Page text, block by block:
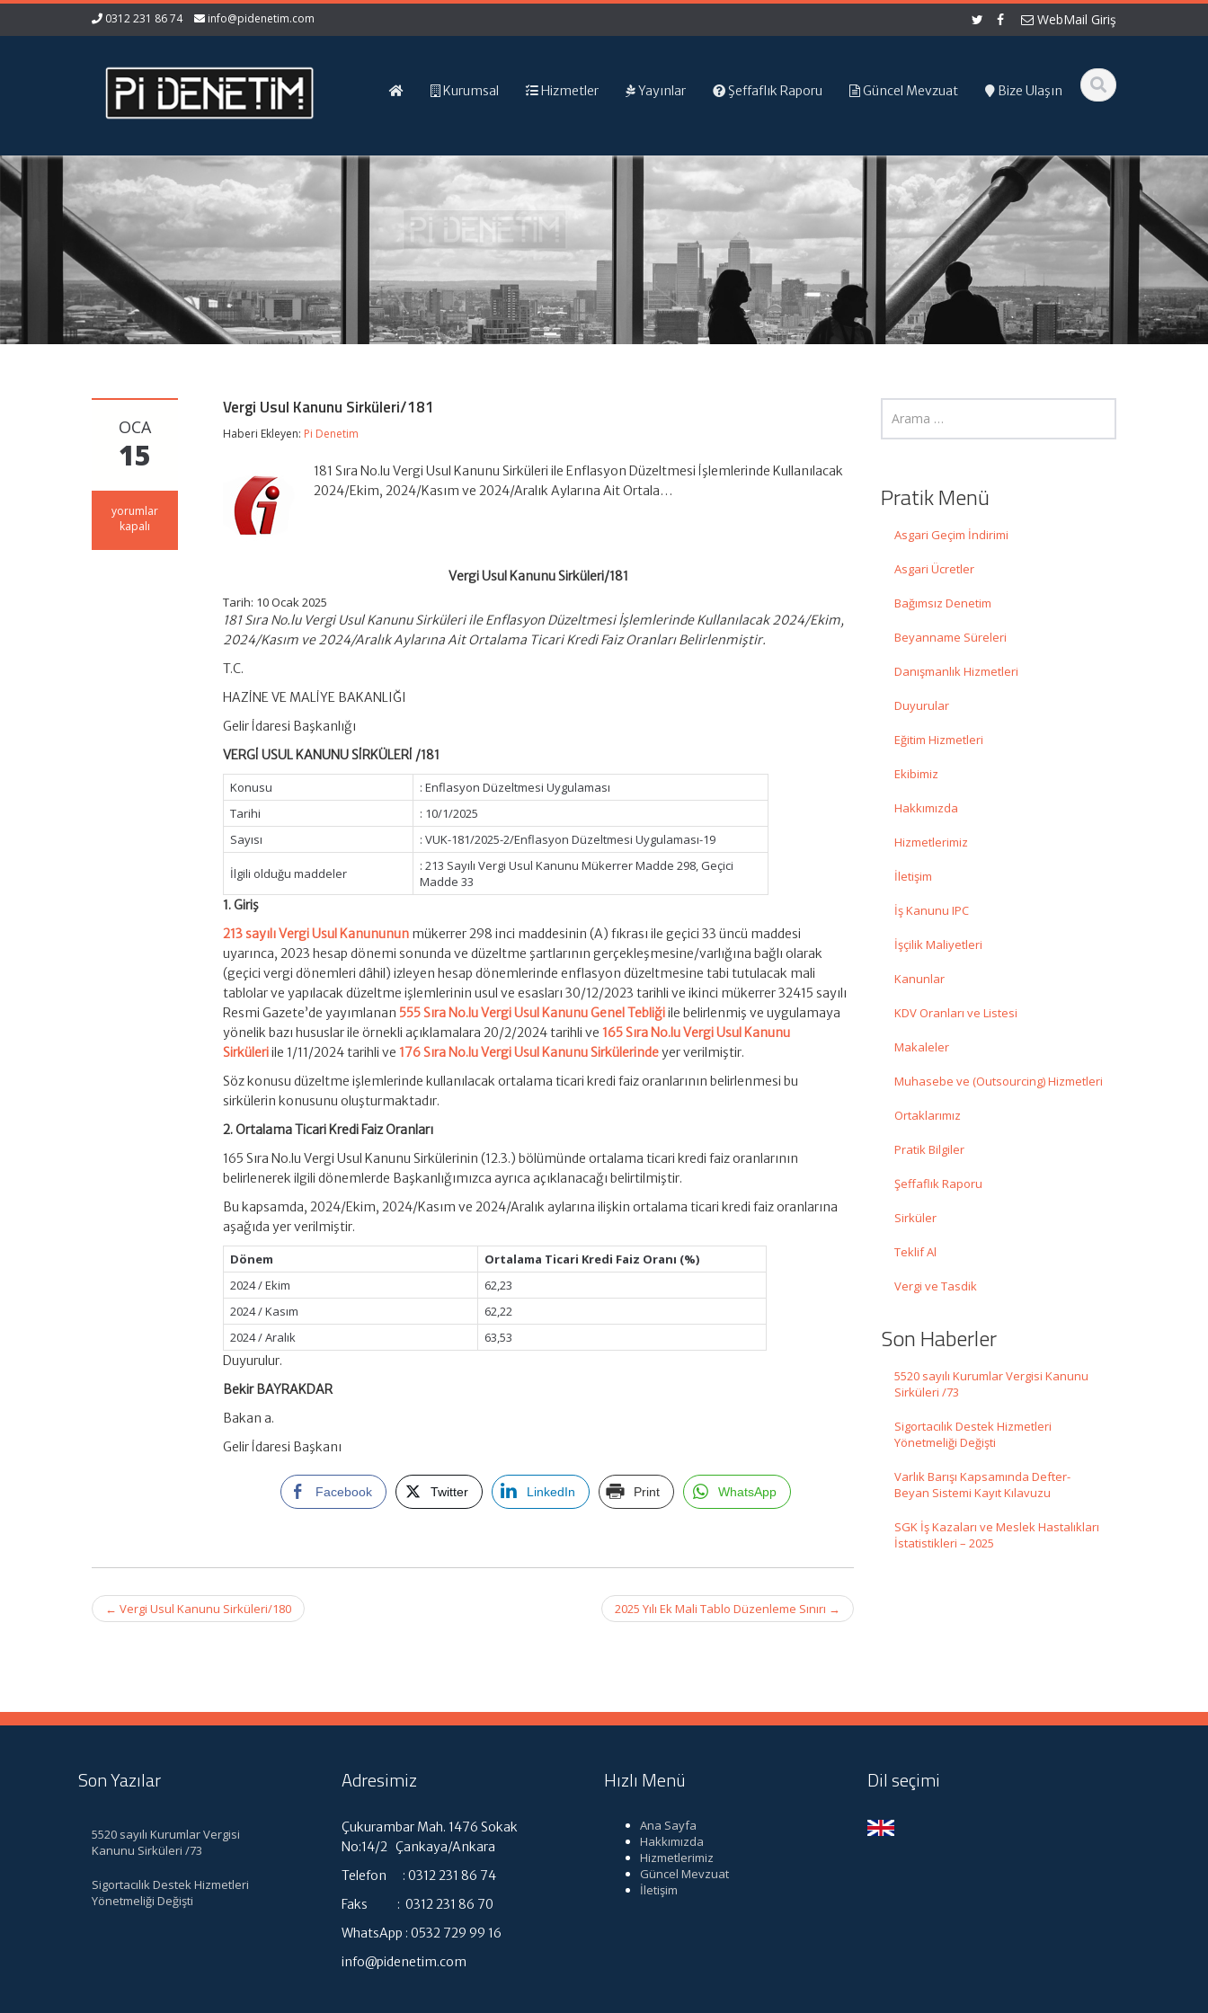
0312 231 86 74 info@pidenetim.com WebMail Giriş
Kurumsal Hizmetler Yayınlar Şeffaflık Raporu Güncel Mevzuat Bize Ulaşın
OCA
15
Vergi
Usul
yorumlar
kapalı
Vergi Usul Kanunu Sirküleri/181
Haberi Ekleyen: Pi Denetim
181 Sıra No.lu Vergi Usul Kanunu Sirküleri ile Enflasyon Düzeltmesi İşlemlerinde Kullanılacak
2024/Ekim, 2024/Kasım ve 2024/Aralık Aylarına Ait Ortala…
Vergi Usul Kanunu Sirküleri/181
Tarih: 10 Ocak 2025
181 Sıra No.lu Vergi Usul Kanunu Sirküleri ile Enflasyon Düzeltmesi İşlemlerinde Kullanılacak 2024/Ekim,
2024/Kasım ve 2024/Aralık Aylarına Ait Ortalama Ticari Kredi Faiz Oranları Belirlenmiştir.
T.C.
HAZİNE VE MALİYE BAKANLIĞI
Gelir İdaresi Başkanlığı
VERGİ USUL KANUNU SİRKÜLERİ /181
Konusu
: Enflasyon Düzeltmesi Uygulaması
Tarihi
: 10/1/2025
Sayısı
: VUK-181/2025-2/Enflasyon Düzeltmesi Uygulaması-19
İlgili olduğu maddeler
: 213 Sayılı Vergi Usul Kanunu Mükerrer Madde 298, Geçici
Madde 33
1. Giriş
213 sayılı Vergi Usul Kanununun mükerrer 298 inci maddesinin (A) fıkrası ile geçici 33 üncü maddesi
uyarınca, 2023 hesap dönemi sonunda ve düzeltme şartlarının gerçekleşmesine/varlığına bağlı olarak
(geçici vergi dönemleri dâhil) izleyen hesap dönemlerinde enflasyon düzeltmesine tabi tutulacak mali
tablolar ve yapılacak düzeltme işlemlerinin usul ve esasları 30/12/2023 tarihli ve ikinci mükerrer 32415 sayılı
Resmi Gazete’de yayımlanan 555 Sıra No.lu Vergi Usul Kanunu Genel Tebliğiile belirlenmiş ve uygulamaya
yönelik bazı hususlar ile örnekli açıklamalara 20/2/2024 tarihli ve165 Sıra No.lu Vergi Usul Kanunu
Sirküleriile 1/11/2024 tarihli ve176 Sıra No.lu Vergi Usul Kanunu Sirkülerindeyer verilmiştir.
Söz konusu düzeltme işlemlerinde kullanılacak ortalama ticari kredi faiz oranlarının belirlenmesi bu
sirkülerin konusunu oluşturmaktadır.
2. Ortalama Ticari Kredi Faiz Oranları
165 Sıra No.lu Vergi Usul Kanunu Sirkülerinin (12.3.) bölümünde ortalama ticari kredi faiz oranlarının
belirlenerek ilgili dönemlerde Başkanlığımızca ayrıca açıklanacağı belirtilmiştir.
Bu kapsamda, 2024/Ekim, 2024/Kasım ve 2024/Aralık aylarına ilişkin ortalama ticari kredi faiz oranlarına
aşağıda yer verilmiştir.
Dönem
Ortalama Ticari Kredi Faiz Oranı (%)
2024 / Ekim
62,23
2024 / Kasım
62,22
2024 / Aralık
63,53
Duyurulur.
Bekir BAYRAKDAR
Bakan a.
Gelir İdaresi Başkanı
Facebook Twitter LinkedIn Print WhatsApp
Post
navigation
← Vergi Usul Kanunu Sirküleri/180 2025 Yılı Ek Mali Tablo Düzenleme Sınırı →
Pratik Menü
Asgari Geçim İndirimi
Asgari Ücretler
Bağımsız Denetim
Beyanname Süreleri
Danışmanlık Hizmetleri
Duyurular
Eğitim Hizmetleri
Ekibimiz
Hakkımızda
Hizmetlerimiz
İletişim
İş Kanunu IPC
İşçilik Maliyetleri
Kanunlar
KDV Oranları ve Listesi
Makaleler
Muhasebe ve (Outsourcing) Hizmetleri
Ortaklarımız
Pratik Bilgiler
Şeffaflık Raporu
Sirküler
Teklif Al
Vergi ve Tasdik
Son Haberler
5520 sayılı Kurumlar Vergisi Kanunu
Sirküleri /73
Sigortacılık Destek Hizmetleri
Yönetmeliği Değişti
Varlık Barışı Kapsamında Defter-
Beyan Sistemi Kayıt Kılavuzu
SGK İş Kazaları ve Meslek Hastalıkları
İstatistikleri – 2025
Son Yazılar
5520 sayılı Kurumlar Vergisi
Kanunu Sirküleri /73
Sigortacılık Destek Hizmetleri
Yönetmeliği Değişti
Adresimiz
Çukurambar Mah. 1476 Sokak
No:14/2 Çankaya/Ankara
Telefon : 0312 231 86 74
Faks : 0312 231 86 70
WhatsApp : 0532 729 99 16
info@pidenetim.com
Hızlı Menü
Ana Sayfa
Hakkımızda
Hizmetlerimiz
Güncel Mevzuat
İletişim
Dil seçimi